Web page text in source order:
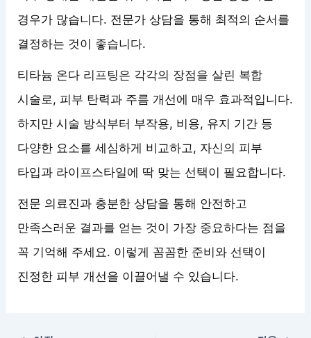
경우가 많습니다. 전문가 상담을 통해 최적의 순서를
결정하는 것이 좋습니다.
티타늄 온다 리프팅은 각각의 장점을 살린 복합
시술로, 피부 탄력과 주름 개선에 매우 효과적입니다.
하지만 시술 방식부터 부작용, 비용, 유지 기간 등
다양한 요소를 세심하게 비교하고, 자신의 피부
타입과 라이프스타일에 딱 맞는 선택이 필요합니다.
전문 의료진과 충분한 상담을 통해 안전하고
만족스러운 결과를 얻는 것이 가장 중요하다는 점을
꼭 기억해 주세요. 이렇게 꼼꼼한 준비와 선택이
진정한 피부 개선을 이끌어낼 수 있습니다.